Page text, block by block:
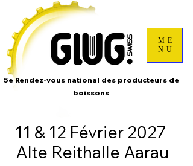
ME
NU
11 & 12 Février 2027
Alte Reithalle Aarau
5e Rendez-vous national des producteurs de
boissons